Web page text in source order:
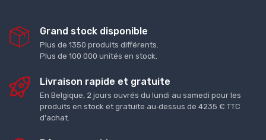
Grand stock disponible
Plus de 1350 produits différents.
Plus de 100 000 unités en stock.
Livraison rapide et gratuite
En Belgique, 2 jours ouvrés du lundi au samedi pour les
produits en stock et gratuite au‑dessus de 4235 € TTC
d'achat.